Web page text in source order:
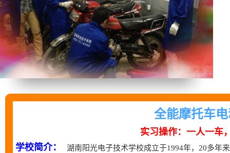
全能摩托车
实习操作：一人一车
学校简介：
湖南阳光电子技术学校成立于1994年，20多年